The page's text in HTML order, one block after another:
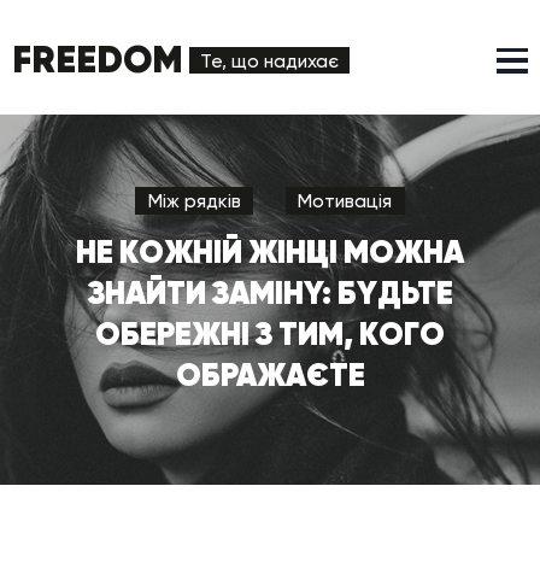
FREEDOM Те, що надихає
Між рядків Мотивація
HE КOЖНIЙ ЖIНЦI МOЖНA
ЗНAЙТИ ЗAМIНY: БYДЬТE
OБEPEЖНI З ТИМ, КOГO
OБPAЖAЄТE